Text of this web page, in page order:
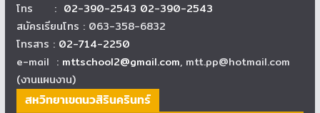
โทร : 02-390-2543 02-390-2543
สมัครเรียนโทร : 063-358-6832
โทรสาร : 02-714-2250
e-mail : mttschool2@gmail.com, mtt.pp@hotmail.com
(งานแผนงาน)
สหวิทยาเขตนวสิรินครินทร์